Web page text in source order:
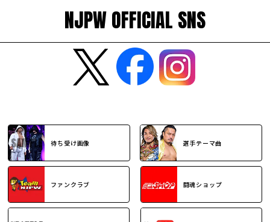
NJPW OFFICIAL SNS
待ち受け画像 選手テーマ曲
ファンクラブ 闘魂ショップ